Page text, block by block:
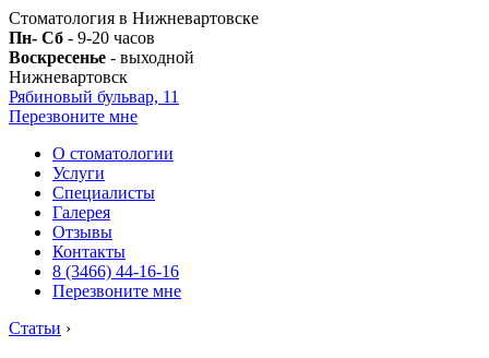
Стоматология в Нижневартовске
Пн- Сб - 9-20 часов
Воскресенье - выходной
Нижневартовск
Рябиновый бульвар, 11
Перезвоните мне
О стоматологии
Услуги
Специалисты
Галерея
Отзывы
Контакты
8 (3466) 44-16-16
Перезвоните мне
Статьи ›